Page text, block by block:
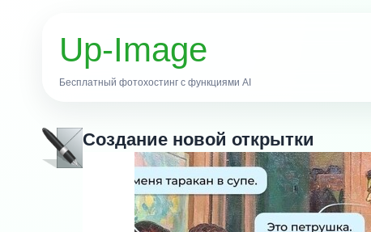
Up-Image
Бесплатный фотохостинг с функциями AI
Создание новой открытки